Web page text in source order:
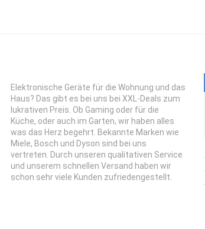
Elektronische Geräte für die Wohnung und das
Haus? Das gibt es bei uns bei XXL-Deals zum
lukrativen Preis. Ob Gaming oder für die
Küche, oder auch im Garten, wir haben alles
was das Herz begehrt. Bekannte Marken wie
Miele, Bosch und Dyson sind bei uns
vertreten. Durch unseren qualitativen Service
und unserem schnellen Versand haben wir
schon sehr viele Kunden zufriedengestellt.